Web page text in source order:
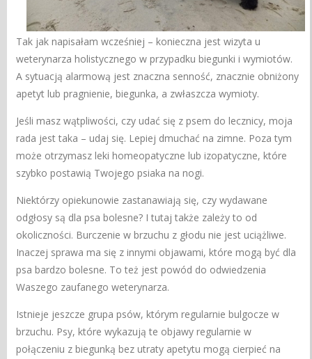
Tak jak napisałam wcześniej – konieczna jest wizyta u
weterynarza holistycznego w przypadku biegunki i wymiotów.
A sytuacją alarmową jest znaczna senność, znacznie obniżony
apetyt lub pragnienie, biegunka, a zwłaszcza wymioty.
Jeśli masz wątpliwości, czy udać się z psem do lecznicy, moja
rada jest taka – udaj się. Lepiej dmuchać na zimne. Poza tym
może otrzymasz leki homeopatyczne lub izopatyczne, które
szybko postawią Twojego psiaka na nogi.
Niektórzy opiekunowie zastanawiają się, czy wydawane
odgłosy są dla psa bolesne? I tutaj także zależy to od
okoliczności. Burczenie w brzuchu z głodu nie jest uciążliwe.
Inaczej sprawa ma się z innymi objawami, które mogą być dla
psa bardzo bolesne. To też jest powód do odwiedzenia
Waszego zaufanego weterynarza.
Istnieje jeszcze grupa psów, którym regularnie bulgocze w
brzuchu. Psy, które wykazują te objawy regularnie w
połączeniu z biegunką bez utraty apetytu mogą cierpieć na